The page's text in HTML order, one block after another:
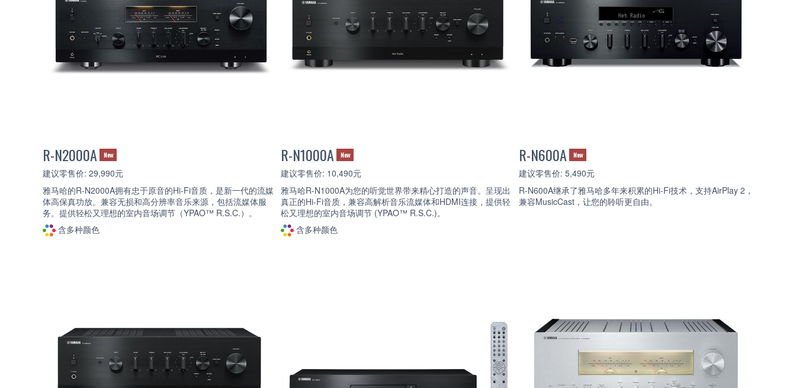
R-N2000A New
建议零售价: 29,990元
雅马哈的R-N2000A拥有忠于原音的Hi-Fi音质，是新一代的流媒
体高保真功放。兼容无损和高分辨率音乐来源，包括流媒体服
务。提供轻松又理想的室内音场调节（YPAO™ R.S.C.）。
含多种颜色
R-N1000A New
建议零售价: 10,490元
雅马哈R-N1000A为您的听觉世界带来精心打造的声音。呈现出
真正的Hi-Fi音质，兼容高解析音乐流媒体和HDMI连接，提供轻
松又理想的室内音场调节 (YPAO™ R.S.C.)。
含多种颜色
R-N600A New
建议零售价: 5,490元
R-N600A继承了雅马哈多年来积累的Hi-Fi技术，支持AirPlay 2，
兼容MusicCast，让您的聆听更自由。